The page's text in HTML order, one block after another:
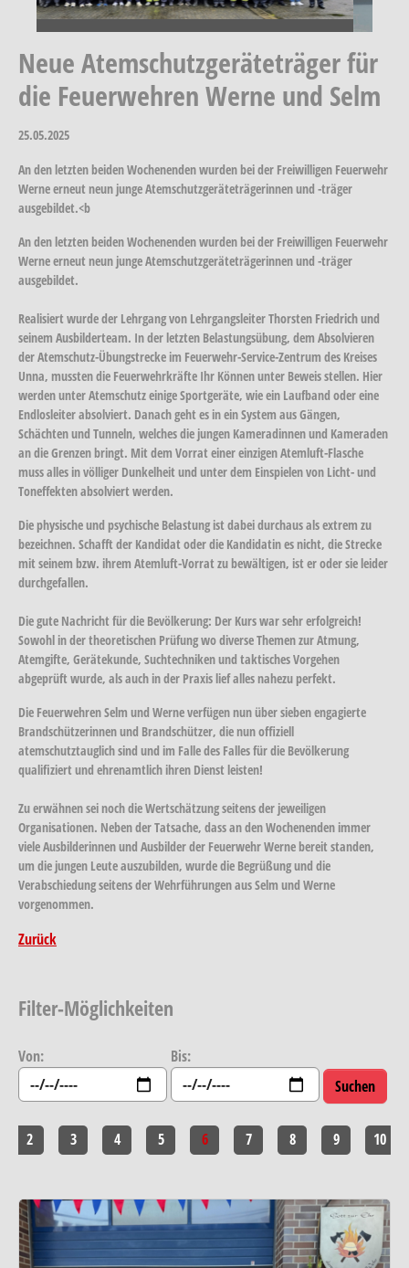
Neue Atemschutzgeräteträger für
die Feuerwehren Werne und Selm
25.05.2025
An den letzten beiden Wochenenden wurden bei der Freiwilligen Feuerwehr
Werne erneut neun junge Atemschutzgeräteträgerinnen und -träger
ausgebildet.<b
An den letzten beiden Wochenenden wurden bei der Freiwilligen Feuerwehr
Werne erneut neun junge Atemschutzgeräteträgerinnen und -träger
ausgebildet.
Realisiert wurde der Lehrgang von Lehrgangsleiter Thorsten Friedrich und
seinem Ausbilderteam. In der letzten Belastungsübung, dem Absolvieren
der Atemschutz-Übungstrecke im Feuerwehr-Service-Zentrum des Kreises
Unna, mussten die Feuerwehrkräfte Ihr Können unter Beweis stellen. Hier
werden unter Atemschutz einige Sportgeräte, wie ein Laufband oder eine
Endlosleiter absolviert. Danach geht es in ein System aus Gängen,
Schächten und Tunneln, welches die jungen Kameradinnen und Kameraden
an die Grenzen bringt. Mit dem Vorrat einer einzigen Atemluft-Flasche
muss alles in völliger Dunkelheit und unter dem Einspielen von Licht- und
Toneffekten absolviert werden.
Die physische und psychische Belastung ist dabei durchaus als extrem zu
bezeichnen. Schafft der Kandidat oder die Kandidatin es nicht, die Strecke
mit seinem bzw. ihrem Atemluft-Vorrat zu bewältigen, ist er oder sie leider
durchgefallen.
Die gute Nachricht für die Bevölkerung: Der Kurs war sehr erfolgreich!
Sowohl in der theoretischen Prüfung wo diverse Themen zur Atmung,
Atemgifte, Gerätekunde, Suchtechniken und taktisches Vorgehen
abgeprüft wurde, als auch in der Praxis lief alles nahezu perfekt.
Die Feuerwehren Selm und Werne verfügen nun über sieben engagierte
Brandschützerinnen und Brandschützer, die nun offiziell
atemschutztauglich sind und im Falle des Falles für die Bevölkerung
qualifiziert und ehrenamtlich ihren Dienst leisten!
Zu erwähnen sei noch die Wertschätzung seitens der jeweiligen
Organisationen. Neben der Tatsache, dass an den Wochenenden immer
viele Ausbilderinnen und Ausbilder der Feuerwehr Werne bereit standen,
um die jungen Leute auszubilden, wurde die Begrüßung und die
Verabschiedung seitens der Wehrführungen aus Selm und Werne
vorgenommen.
Zurück
Filter-Möglichkeiten
Von: Bis:
2 3 4 5 6 7 8 9 10